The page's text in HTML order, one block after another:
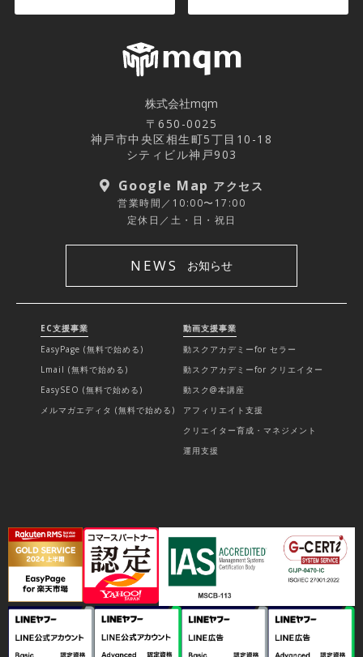
株式会社mqm
〒650-0025
神戸市中央区相生町5丁目10-18
シティビル神戸903
Google Map アクセス
営業時間／10:00〜17:00
定休日／土・日・祝日
NEWS お知らせ
EC支援事業
EasyPage (無料で始める)
Lmail (無料で始める)
EasySEO (無料で始める)
メルマガエディタ (無料で始める)
動画支援事業
動スクアカデミーfor セラー
動スクアカデミーfor クリエイター
動スク@本講座
アフィリエイト支援
クリエイター育成・マネジメント
運用支援